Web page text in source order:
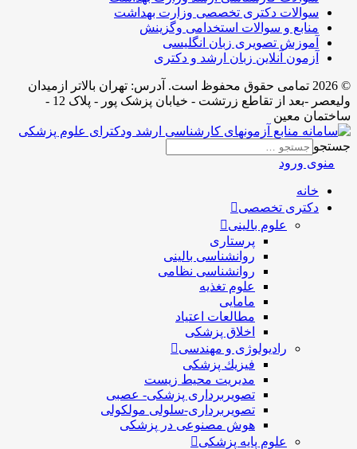
سوالات دکتری تخصصی وزارت بهداشت
منابع و سوالات استخدامی وگزینش
آموزش تصویری زبان انگلیسی
آزمون آنلاین زبان ارشد و دکتری
© 2026 تمامی حقوق محفوظ است. آدرس:‌ تهران بالاتر ازمیدان
ولیعصر -بعد از تقاطع زرتشت - خیابان پزشک پور - پلاک 12 -
ساختمان معین
جستجو
منوی ورود
خانه
دکتری تخصصی
علوم بالینی
پرستاری
روانشناسی بالینی
روانشناسی نظامی
علوم تغذیه
مامایی
مطالعات اعتیاد
اخلاق پزشکی
رادیولوژی و مهندسی
فيزيك پزشکی
مدیریت محیط زیست
تصویربرداری پزشکی- عصبی
تصویربرداری-سلولی مولکولی
هوش مصنوعی در پزشکی
علوم پایه پزشکی